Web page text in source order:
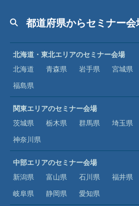
都道府県からセミナー会
北海道・東北エリアのセミナー会場
北海道
青森県 岩手県 宮城県
福島県
関東エリアのセミナー会場
茨城県
栃木県 群馬県 埼玉県
神奈川県
中部エリアのセミナー会場
新潟県
富山県 石川県 福井県
岐阜県
静岡県 愛知県